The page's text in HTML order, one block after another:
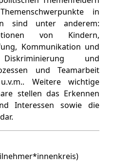
in
sind unter anderem:
von Kindern,
Kommunikation und
Diskriminierung und
und Teamarbeit
Weitere wichtige
stellen das Erkennen
Interessen sowie die